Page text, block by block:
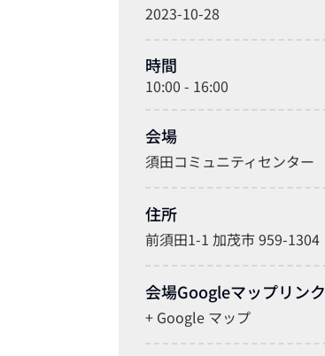
2023-10-28
時間
10:00 - 16:00
会場
須田コミュニティセンター
住所
前須田1-1 加茂市 959-1304
会場Googleマップリンク
+ Google マップ